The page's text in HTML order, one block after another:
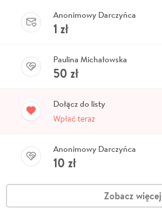
Anonimowy Darczyńca
1 zł
Paulina Michałowska
50 zł
Dołącz do listy
Wpłać teraz
Anonimowy Darczyńca
10 zł
Zobacz więcej